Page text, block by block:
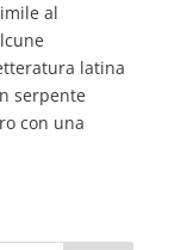
al
latina
serpente
con una